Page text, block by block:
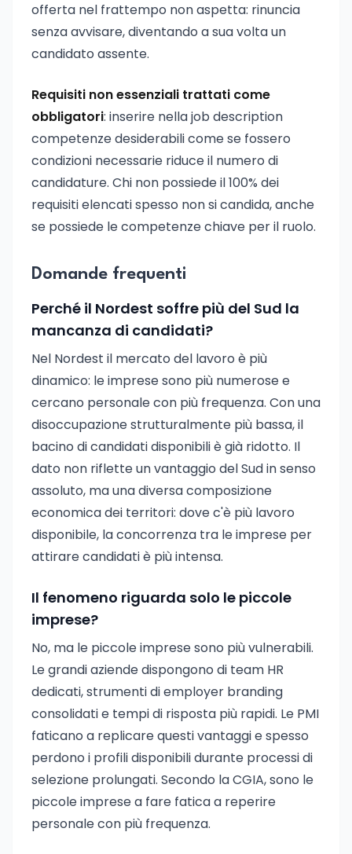
offerta nel frattempo non aspetta: rinuncia
senza avvisare, diventando a sua volta un
candidato assente.
Requisiti non essenziali trattati come
obbligatori: inserire nella job description
competenze desiderabili come se fossero
condizioni necessarie riduce il numero di
candidature. Chi non possiede il 100% dei
requisiti elencati spesso non si candida, anche
se possiede le competenze chiave per il ruolo.
Domande frequenti
Perché il Nordest soffre più del Sud la
mancanza di candidati?
Nel Nordest il mercato del lavoro è più
dinamico: le imprese sono più numerose e
cercano personale con più frequenza. Con una
disoccupazione strutturalmente più bassa, il
bacino di candidati disponibili è già ridotto. Il
dato non riflette un vantaggio del Sud in senso
assoluto, ma una diversa composizione
economica dei territori: dove c'è più lavoro
disponibile, la concorrenza tra le imprese per
attirare candidati è più intensa.
Il fenomeno riguarda solo le piccole
imprese?
No, ma le piccole imprese sono più vulnerabili.
Le grandi aziende dispongono di team HR
dedicati, strumenti di employer branding
consolidati e tempi di risposta più rapidi. Le PMI
faticano a replicare questi vantaggi e spesso
perdono i profili disponibili durante processi di
selezione prolungati. Secondo la CGIA, sono le
piccole imprese a fare fatica a reperire
personale con più frequenza.